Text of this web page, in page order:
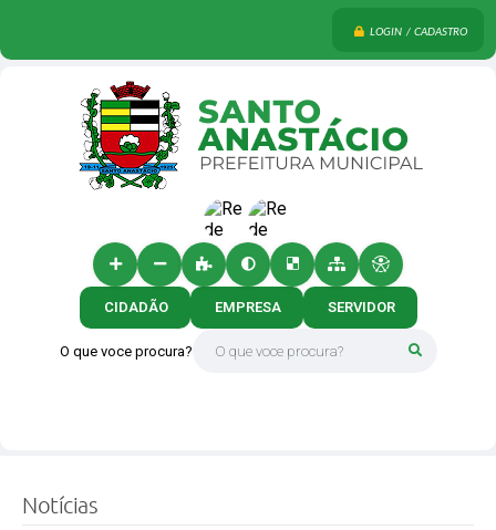
LOGIN / CADASTRO
O que voce procura?
CIDADÃO EMPRESA SERVIDOR
Notícias